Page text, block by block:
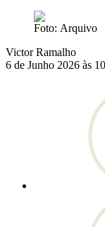
Foto: Arquivo
Victor Ramalho
6 de Junho 2026 às